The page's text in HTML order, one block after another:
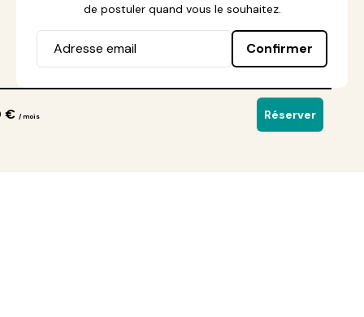
de postuler quand vous le souhaitez.
Confirmer
€ / mois Réserver